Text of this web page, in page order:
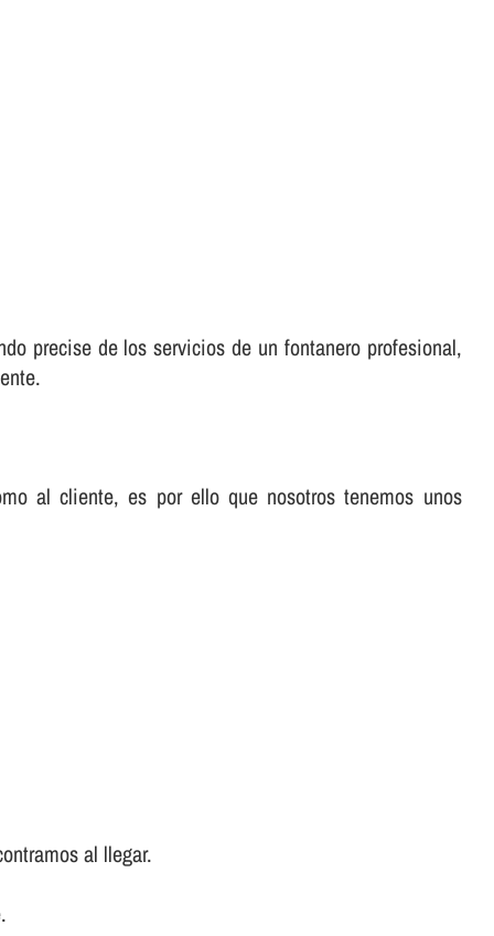
precise de los servicios de un fontanero profesional,
al cliente, es por ello que nosotros tenemos unos
al llegar.